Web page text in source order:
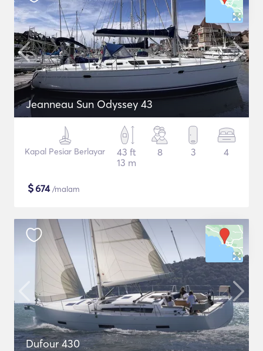
Jeanneau Sun Odyssey 43
Kapal Pesiar Berlayar
43 ft
13 m
8 3 4
$674/malam
Dufour 430